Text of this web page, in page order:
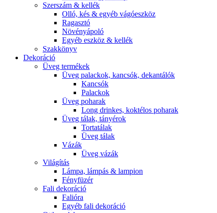
Szerszám & kellék
Olló, kés & egyéb vágóeszköz
Ragasztó
Növényápoló
Egyéb eszköz & kellék
Szakkönyv
Dekoráció
Üveg termékek
Üveg palackok, kancsók, dekantálók
Kancsók
Palackok
Üveg poharak
Long drinkes, koktélos poharak
Üveg tálak, tányérok
Tortatálak
Üveg tálak
Vázák
Üveg vázák
Világítás
Lámpa, lámpás & lampion
Fényfüzér
Fali dekoráció
Falióra
Egyéb fali dekoráció